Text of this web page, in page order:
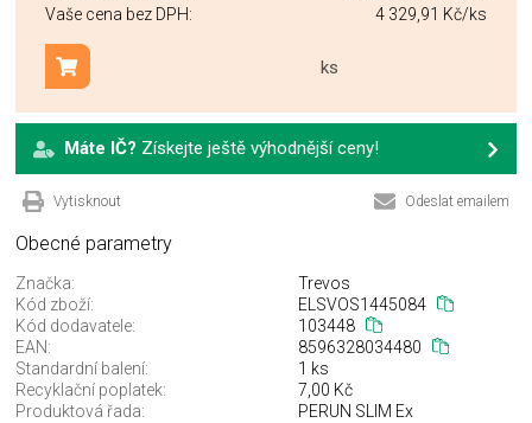
Vaše cena bez DPH: 4 329,91 Kč/ks
ks
Přidat do košíku
Máte IČ? Získejte ještě výhodnější ceny!
Vytisknout Odeslat emailem
Obecné parametry
Značka:
Trevos
Kód zboží:
ELSVOS1445084
Kód dodavatele:
103448
EAN:
8596328034480
Standardní balení:
1 ks
Recyklační poplatek:
7,00 Kč
Produktová řada:
PERUN SLIM Ex